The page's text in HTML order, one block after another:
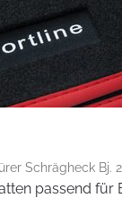
Schrägheck Bj.
passend für